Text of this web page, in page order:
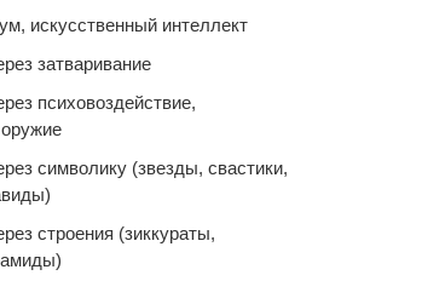
искусственный интеллект
затваривание
психовоздействие,
символику (звезды, свастики,
строения (зиккураты,